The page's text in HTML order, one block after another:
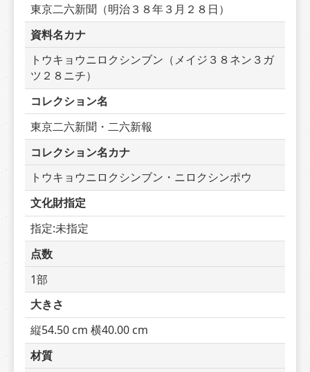
東京二六新聞（明治３８年３月２８日）
資料名カナ
トウキョウニロクシンブン（メイジ３８ネン３ガ
ツ２８ニチ）
コレクション名
東京二六新聞・二六新報
コレクション名カナ
トウキョウニロクシンブン・ニロクシンポウ
文化財指定
指定:未指定
点数
1部
大きさ
縦54.50 cm 横40.00 cm
材質